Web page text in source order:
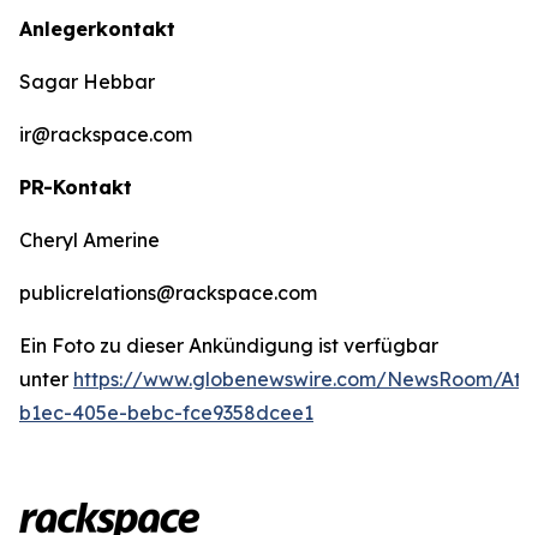
Anlegerkontakt
Sagar Hebbar
ir@rackspace.com
PR-Kontakt
Cheryl Amerine
publicrelations@rackspace.com
Ein Foto zu dieser Ankündigung ist verfügbar
unter https://www.globenewswire.com/NewsRoom/
b1ec-405e-bebc-fce9358dcee1